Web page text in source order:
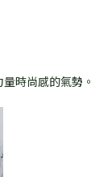
時尚感的氣勢。